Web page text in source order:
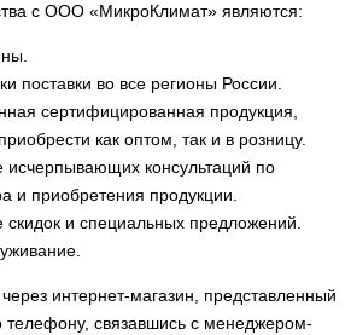
Датчик NTC тип WH*
Датчик NTC тип WF*
Датчик NTC тип HT (подходит
в которых он указан)
Датчик NTC тип HT*
Датчик NTC тип WG* 1
с ООО «МикроКлимат» являются:
поставки во все регионы России.
сертифицированная продукция,
как оптом, так и в розницу.
исчерпывающих консультаций по
и приобретения продукции.
скидок и специальных предложений.
интернет-магазин, представленный
телефону, связавшись с менеджером-